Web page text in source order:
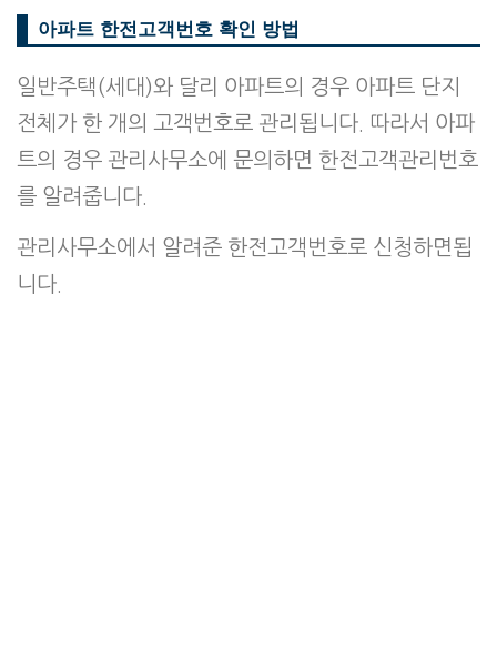
아파트 한전고객번호 확인 방법
일반주택(세대)와 달리 아파트의 경우 아파트 단지
전체가 한 개의 고객번호로 관리됩니다. 따라서 아파
트의 경우 관리사무소에 문의하면 한전고객관리번호
를 알려줍니다.
관리사무소에서 알려준 한전고객번호로 신청하면됩
니다.